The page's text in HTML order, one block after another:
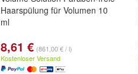
Haarspülung für Volumen 10
ml
8,61 € (861,00 € / l)
Kostenloser Versand